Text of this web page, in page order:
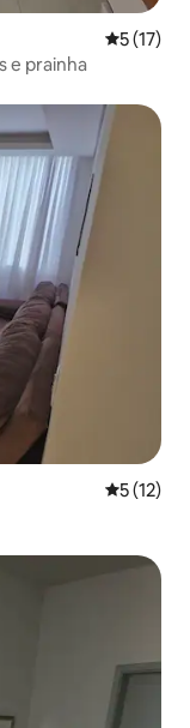
5 de uma
5 (17)
e prainha
5 de uma
5 (12)